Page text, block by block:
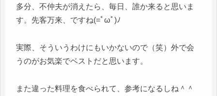
多分、不仲夫が消えたら、毎日、誰か来ると思いま
す。先客万来、ですね(=ﾟωﾟ)ﾉ
実際、そういうわけにもいかないので（笑）外で会
うのがお気楽でベストだと思います。
また違った料理を食べられて、参考になるしね＾＾